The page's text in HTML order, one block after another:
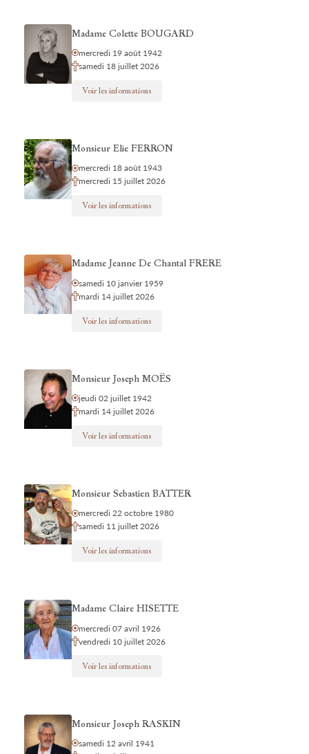
Madame Colette BOUGARD
mercredi 19 août 1942
samedi 18 juillet 2026
Voir les informations
Monsieur Elie FERRON
mercredi 18 août 1943
mercredi 15 juillet 2026
Voir les informations
Madame Jeanne De Chantal FRERE
samedi 10 janvier 1959
mardi 14 juillet 2026
Voir les informations
Monsieur Joseph MOËS
jeudi 02 juillet 1942
mardi 14 juillet 2026
Voir les informations
Monsieur Sebastien BATTER
mercredi 22 octobre 1980
samedi 11 juillet 2026
Voir les informations
Madame Claire HISETTE
mercredi 07 avril 1926
vendredi 10 juillet 2026
Voir les informations
Monsieur Joseph RASKIN
samedi 12 avril 1941